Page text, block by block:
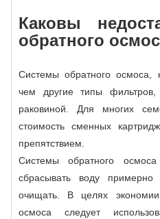
Каковы
обратного
Системы обратного осмоса,
чем другие типы
раковиной. Для многих
стоимость сменных
препятствием.
Системы обратного
сбрасывать воду
очищать. В целях
осмоса следует